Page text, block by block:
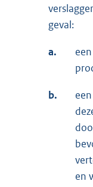
geval:
a.
b.
en